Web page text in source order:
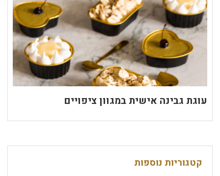
עוגת גבינה אישית במגוון ציפויים
קטגוריות נוספות